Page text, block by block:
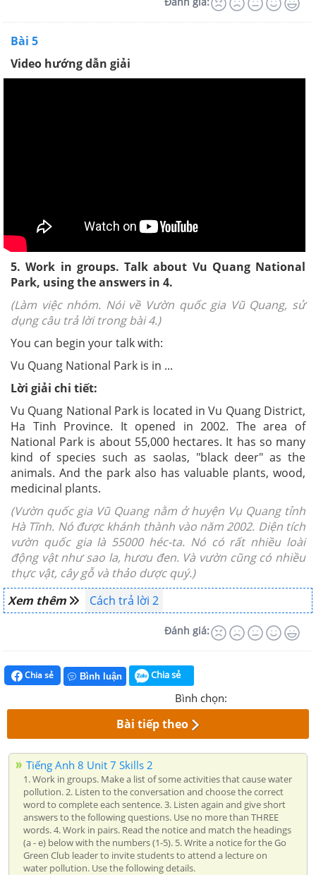
Bài 5
Video hướng dẫn giải
5. Work in groups. Talk about Vu Quang National
Park, using the answers in 4.
(Làm việc nhóm. Nói về Vườn quốc gia Vũ Quang, sử
dụng câu trả lời trong bài 4.)
You can begin your talk with:
Vu Quang National Park is in ...
Lời giải chi tiết:
Vu Quang National Park is located in Vu Quang District,
Ha Tinh Province. It opened in 2002. The area of
National Park is about 55,000 hectares. It has so many
kind of species such as saolas, "black deer" as the
animals. And the park also has valuable plants, wood,
medicinal plants.
(Vườn quốc gia Vũ Quang nằm ở huyện Vụ Quang tỉnh
Hà Tĩnh. Nó được khánh thành vào năm 2002. Diện tích
vườn quốc gia là 55000 héc-ta. Nó có rất nhiều loài
động vật như sao la, hươu đen. Và vườn cũng có nhiều
thực vật, cây gỗ và thảo dược quý.)
Xem thêm
Cách trả lời 2
Đánh giá:
Chia sẻ Bình luận Chia sẻ
Bình chọn:
Bài tiếp theo
Tiếng Anh 8 Unit 7 Skills 2
1. Work in groups. Make a list of some activities that cause water
pollution. 2. Listen to the conversation and choose the correct
word to complete each sentence. 3. Listen again and give short
answers to the following questions. Use no more than THREE
words. 4. Work in pairs. Read the notice and match the headings
(a - e) below with the numbers (1-5). 5. Write a notice for the Go
Green Club leader to invite students to attend a lecture on
water pollution. Use the following details.